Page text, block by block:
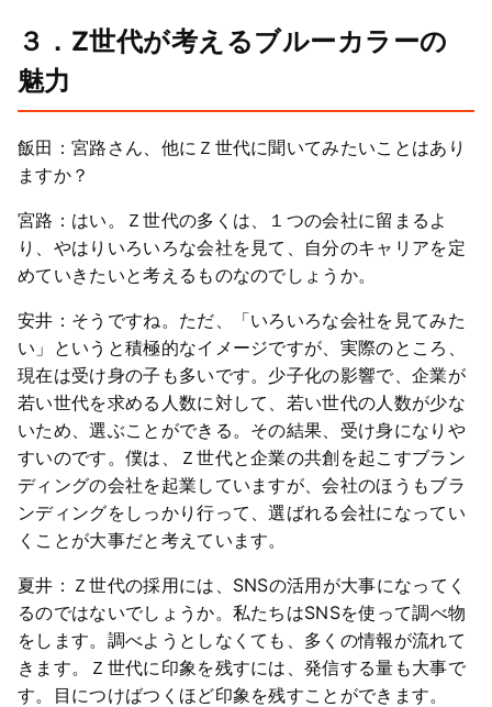
３．Z世代が考えるブルーカラーの
魅力
飯田：宮路さん、他にＺ世代に聞いてみたいことはあり
ますか？
宮路：はい。Ｚ世代の多くは、１つの会社に留まるよ
り、やはりいろいろな会社を見て、自分のキャリアを定
めていきたいと考えるものなのでしょうか。
安井：そうですね。ただ、「いろいろな会社を見てみた
い」というと積極的なイメージですが、実際のところ、
現在は受け身の子も多いです。少子化の影響で、企業が
若い世代を求める人数に対して、若い世代の人数が少な
いため、選ぶことができる。その結果、受け身になりや
すいのです。僕は、Ｚ世代と企業の共創を起こすブラン
ディングの会社を起業していますが、会社のほうもブラ
ンディングをしっかり行って、選ばれる会社になってい
くことが大事だと考えています。
夏井：Ｚ世代の採用には、SNSの活用が大事になってく
るのではないでしょうか。私たちはSNSを使って調べ物
をします。調べようとしなくても、多くの情報が流れて
きます。Ｚ世代に印象を残すには、発信する量も大事で
す。目につけばつくほど印象を残すことができます。